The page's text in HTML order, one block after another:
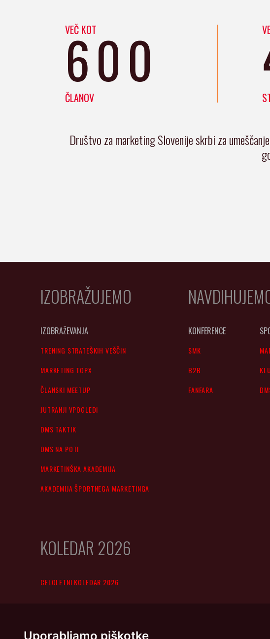
Uporabljamo piškotke
VEČ KOT
600
ČLANOV
Društvo za marketing Slovenije skrbi za
IZOBRAŽUJEMO
IZOBRAŽEVANJA
TRENING STRATEŠKIH VEŠČIN
MARKETING TOPX
ČLANSKI MEETUP
JUTRANJI VPOGLEDI
DMS TAKTIK
DMS NA POTI
MARKETINŠKA AKADEMIJA
AKADEMIJA ŠPORTNEGA MARKETINGA
KOLEDAR 2026
CELOLETNI KOLEDAR 2026
KONFERENCE
SMK
B2B
FANFARA